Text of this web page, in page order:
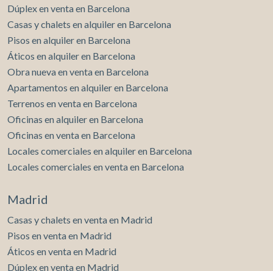
Dúplex en venta en Barcelona
Casas y chalets en alquiler en Barcelona
Pisos en alquiler en Barcelona
Áticos en alquiler en Barcelona
Obra nueva en venta en Barcelona
Apartamentos en alquiler en Barcelona
Terrenos en venta en Barcelona
Oficinas en alquiler en Barcelona
Oficinas en venta en Barcelona
Locales comerciales en alquiler en Barcelona
Locales comerciales en venta en Barcelona
Madrid
Casas y chalets en venta en Madrid
Pisos en venta en Madrid
Áticos en venta en Madrid
Dúplex en venta en Madrid